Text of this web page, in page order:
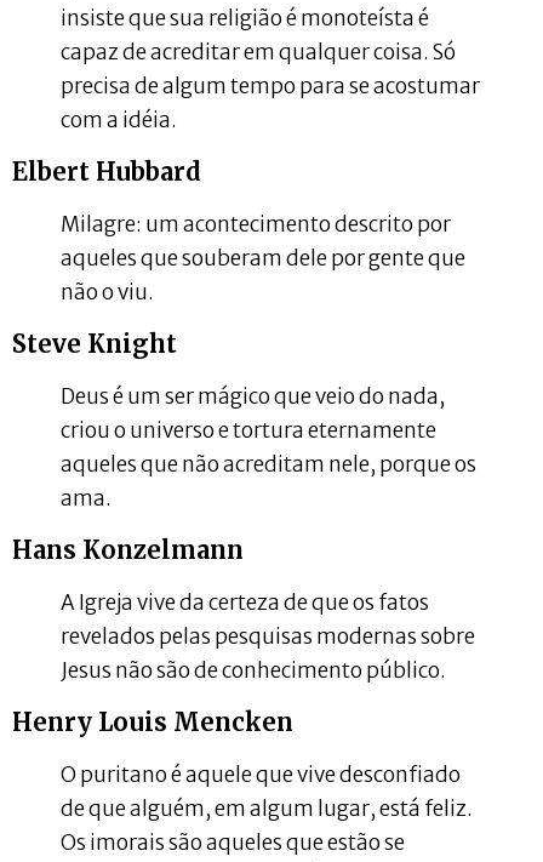
insiste que sua religião é monoteísta é
capaz de acreditar em qualquer coisa. Só
precisa de algum tempo para se acostumar
com a idéia.
Elbert Hubbard
Milagre: um acontecimento descrito por
aqueles que souberam dele por gente que
não o viu.
Steve Knight
Deus é um ser mágico que veio do nada,
criou o universo e tortura eternamente
aqueles que não acreditam nele, porque os
ama.
Hans Konzelmann
A Igreja vive da certeza de que os fatos
revelados pelas pesquisas modernas sobre
Jesus não são de conhecimento público.
Henry Louis Mencken
O puritano é aquele que vive desconfiado
de que alguém, em algum lugar, está feliz.
Os imorais são aqueles que estão se